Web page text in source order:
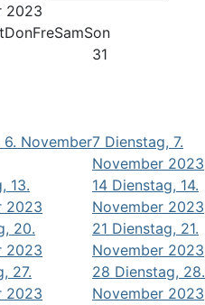
2023
DonFreSamSon
31
6. November7 Dienstag, 7.
November 2023
13.
2023
14 Dienstag, 14.
November 2023
20.
2023
21 Dienstag, 21.
November 2023
27.
2023
28 Dienstag, 28.
November 2023